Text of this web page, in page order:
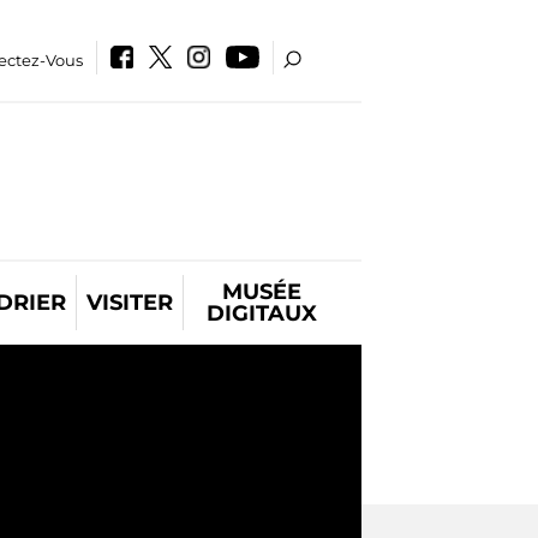
Vous
VISITER
MUSÉE
DIGITAUX